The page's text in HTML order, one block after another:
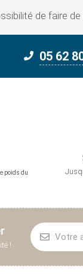
de faire
05 62
poids du
!